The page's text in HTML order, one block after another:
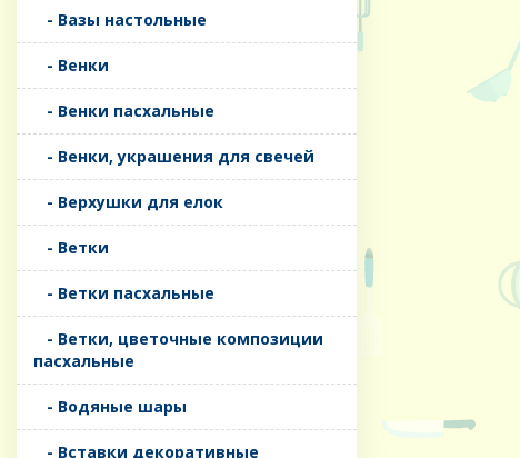
- Вазы настольные
- Венки
- Венки пасхальные
- Венки, украшения для свечей
- Верхушки для елок
- Ветки
- Ветки пасхальные
- Ветки, цветочные композиции
пасхальные
- Водяные шары
- Вставки декоративные